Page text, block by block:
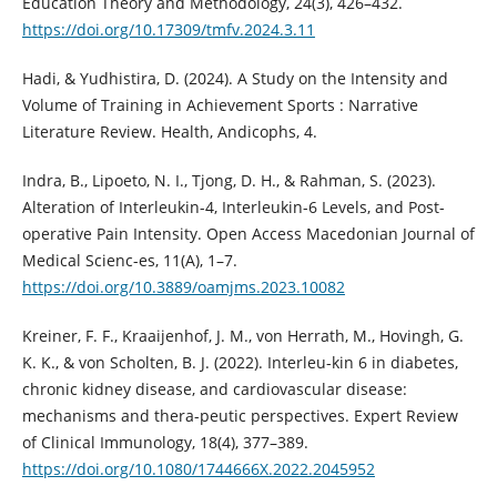
https://doi.org/10.17309/tmfv.2024.3.11
Hadi, & Yudhistira, D. (2024). A Study on the Intensity and
Volume of Training in Achievement Sports : Narrative
Literature Review. Health, Andicophs, 4.
Indra, B., Lipoeto, N. I., Tjong, D. H., & Rahman, S. (2023).
Alteration of Interleukin-4, Interleukin-6 Levels, and Post-
operative Pain Intensity. Open Access Macedonian Journal of
Medical Scienc-es, 11(A), 1–7.
https://doi.org/10.3889/oamjms.2023.10082
Kreiner, F. F., Kraaijenhof, J. M., von Herrath, M., Hovingh, G.
K. K., & von Scholten, B. J. (2022). Interleu-kin 6 in diabetes,
chronic kidney disease, and cardiovascular disease:
mechanisms and thera-peutic perspectives. Expert Review
of Clinical Immunology, 18(4), 377–389.
https://doi.org/10.1080/1744666X.2022.2045952